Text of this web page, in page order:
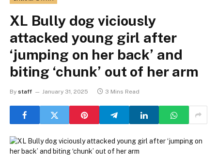
XL Bully dog viciously
attacked young girl after
‘jumping on her back’ and
biting ‘chunk’ out of her arm
By staff January 31, 2025 3 Mins Read